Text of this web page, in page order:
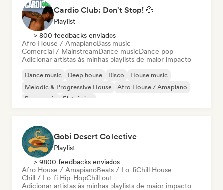
Cardio Club: Don't Stop! 💦
Playlist
> 800 feedbacks enviados
Afro House / AmapianoBass music
Comercial / MainstreamDance musicDance pop
Adicionar artistas às minhas playlists de maior impacto
Dance music Deep house Disco
House music
Melodic & Progressive House
Afro House / Amapiano
Bass music
Eletrônica
Gobi Desert Collective
Playlist
> 9800 feedbacks enviados
Afro House / AmapianoBeats / Lo-fiChill House
Chill / Lo-fi Hip-HopChill out
Adicionar artistas às minhas playlists de maior impacto